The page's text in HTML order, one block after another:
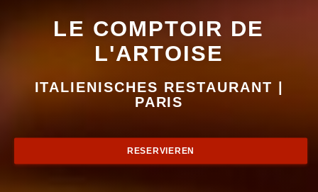
LE COMPTOIR DE
L'ARTOISE
LE COMPTOIR DE
ITALIENISCHES RESTAURANT |
PARIS
RESERVIEREN